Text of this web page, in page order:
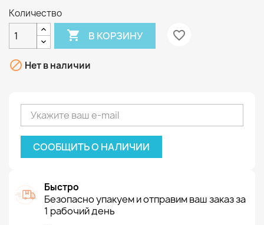
Количество
 В КОРЗИНУ favorite_border
 Нет в наличии
СООБЩИТЬ О НАЛИЧИИ
Быстро
Безопасно упакуем и отправим ваш заказ за
1 рабочий день